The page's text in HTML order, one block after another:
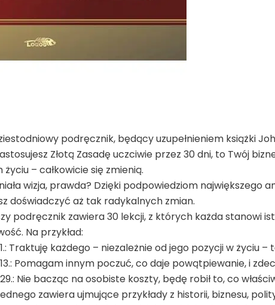
podręcznik, będący uzupełnieniem książki
Złotą Zasadę uczciwie przez 30 dni, to Twój
życiu – całkowicie się zmienią.
wizja, prawda? Dzięki podpowiedziom
doświadczyć aż tak radykalnych zmian.
podręcznik zawiera 30 lekcji, z których każda stanowi
Na przykład:
Traktuję każdego – niezależnie od jego pozycji w życiu
Pomagam innym poczuć, co daje powątpiewanie, i
Nie bacząc na osobiste koszty, będę robił to, co
zawiera ujmujące przykłady z historii, biznesu,